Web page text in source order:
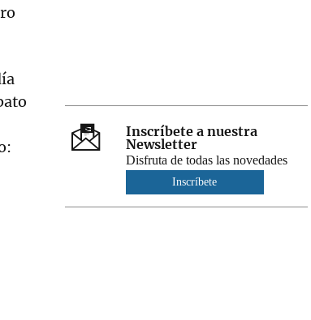
Inscríbete a nuestra
Newsletter
Disfruta de todas las novedades
Inscríbete